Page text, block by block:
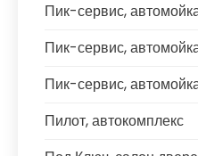
Пик-сервис,
Пик-сервис,
Пик-сервис,
Пилот, автокомплекс